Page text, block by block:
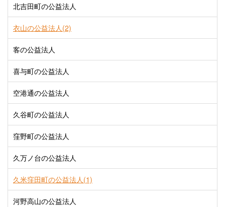
北吉田町の公益法人
衣山の公益法人(2)
客の公益法人
喜与町の公益法人
空港通の公益法人
久谷町の公益法人
窪野町の公益法人
久万ノ台の公益法人
久米窪田町の公益法人(1)
河野高山の公益法人